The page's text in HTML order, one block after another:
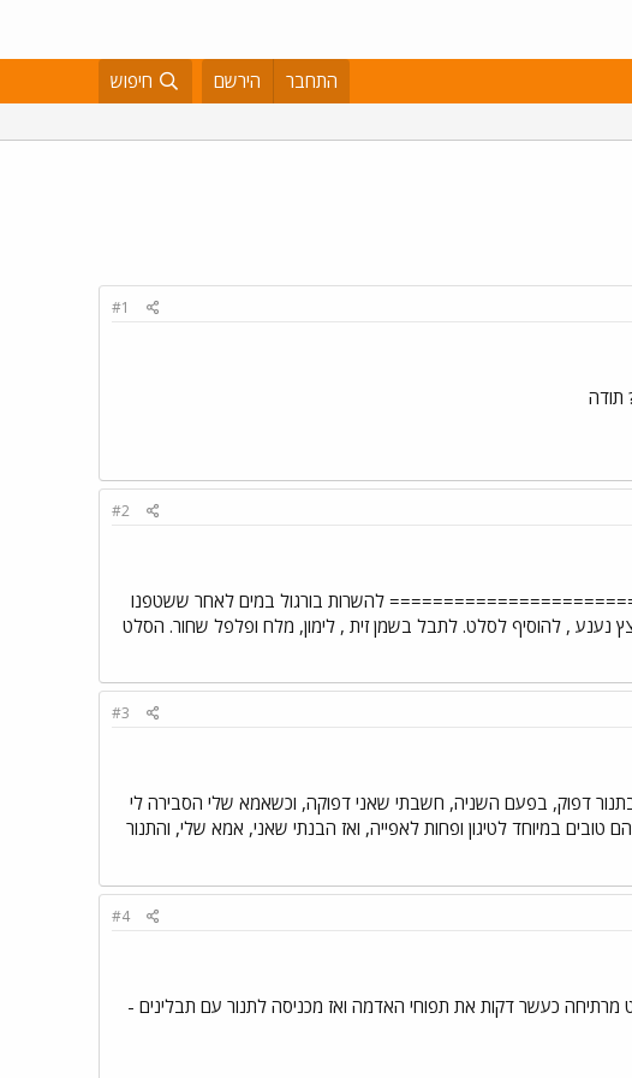
התחבר הירשם חיפוש
#1
#2
יותר טעים ומעולה לטיגון. 2. סלט טבולה - בורגול ======================= להשרות בורגול במים לאחר ששטפנו
נענע , להוסיף לסלט. לתבל בשמן זית , לימון, מלח ופלפל שחור. הסלט
#3
דפוק, בפעם השניה, חשבתי שאני דפוקה, וכשאמא שלי הסבירה לי
במיוחד לטיגון ופחות לאפייה, ואז הבנתי שאני, אמא שלי, והתנור
#4
כעשר דקות את תפוחי האדמה ואז מכניסה לתנור עם תבלינים -